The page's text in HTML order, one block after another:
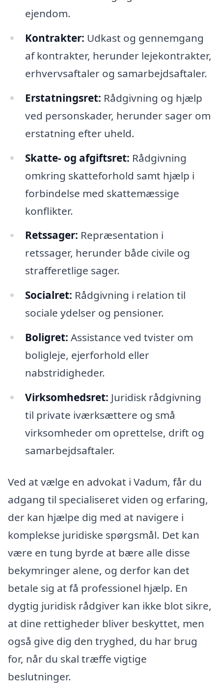
ejendom.
Kontrakter: Udkast og gennemgang
af kontrakter, herunder lejekontrakter,
erhvervsaftaler og samarbejdsaftaler.
Erstatningsret: Rådgivning og hjælp
ved personskader, herunder sager om
erstatning efter uheld.
Skatte- og afgiftsret: Rådgivning
omkring skatteforhold samt hjælp i
forbindelse med skattemæssige
konflikter.
Retssager: Repræsentation i
retssager, herunder både civile og
strafferetlige sager.
Socialret: Rådgivning i relation til
sociale ydelser og pensioner.
Boligret: Assistance ved tvister om
boligleje, ejerforhold eller
nabstridigheder.
Virksomhedsret: Juridisk rådgivning
til private iværksættere og små
virksomheder om oprettelse, drift og
samarbejdsaftaler.
Ved at vælge en advokat i Vadum, får du
adgang til specialiseret viden og erfaring,
der kan hjælpe dig med at navigere i
komplekse juridiske spørgsmål. Det kan
være en tung byrde at bære alle disse
bekymringer alene, og derfor kan det
betale sig at få professionel hjælp. En
dygtig juridisk rådgiver kan ikke blot sikre,
at dine rettigheder bliver beskyttet, men
også give dig den tryghed, du har brug
for, når du skal træffe vigtige
beslutninger.